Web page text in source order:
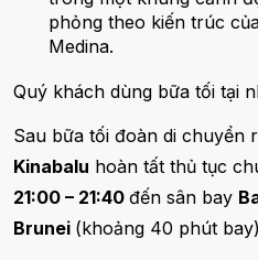
phỏng theo kiến trúc
Medina.
Quý khách dùng bữa tối tại
Sau bữa tối đoàn di chuyển
Kinabalu hoàn tất thủ tục
21:00 – 21:40 đến sân bay
Brunei (khoảng 40 phút